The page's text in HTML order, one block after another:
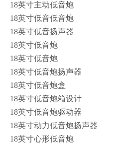
18英寸主动低音炮
18英寸低音低音炮
18英寸低音扬声器
18英寸低音炮
18英寸低音炮
18英寸低音炮扬声器
18英寸低音炮盒
18英寸低音炮箱设计
18英寸低音炮驱动器
18英寸动力低音炮扬声器
18英寸心形低音炮